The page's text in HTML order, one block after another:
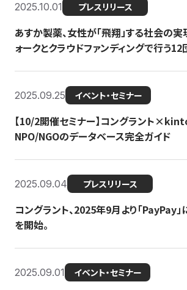
2025.10.01 プレスリリース
あすか製薬、女性が「飛翔」する社会の実
ォークとクラウドファンディングで行う
2025.09.25 イベント・セミナー
【10/2開催セミナー】コングラント
NPO/NGOのデータベース完全ガイド
2025.09.04 プレスリリース
コングラント、2025年9月より「PayPay
を開始。
2025.09.01 イベント・セミナー